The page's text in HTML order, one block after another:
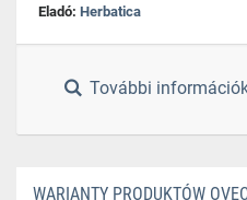
Eladó: Herbatica
További
WARIANTY PRODUKTÓW